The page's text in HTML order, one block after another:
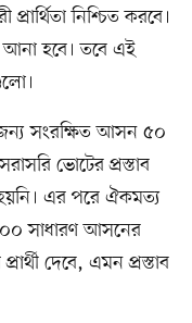
নিশ্চিত করবে।
আনা হবে। তবে এই
সংরক্ষিত আসন ৫০
ভোটের প্রস্তাব
এর পরে ঐকমত্য
সাধারণ আসনের
দেবে, এমন প্রস্তাব